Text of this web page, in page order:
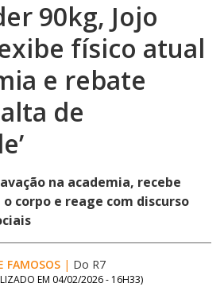
90kg, Jojo
físico atual
e rebate
de
na academia, recebe
corpo e reage com discurso
FAMOSOS | Do R7
EM 04/02/2026 - 16H33)